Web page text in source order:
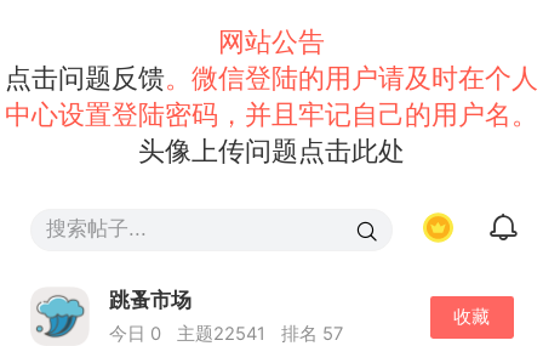
网站公告
点击问题反馈。微信登陆的用户请及时在个人
中心设置登陆密码，并且牢记自己的用户名。
头像上传问题点击此处
跳蚤市场
今日 0 主题22541 排名 57
收藏